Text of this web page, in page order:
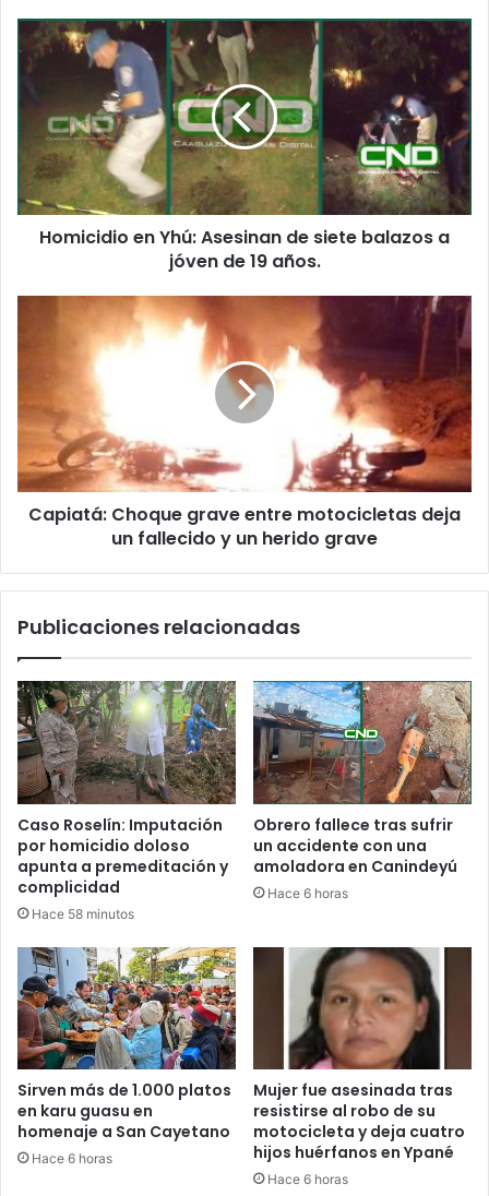
Homicidio en Yhú: Asesinan de siete balazos a
jóven de 19 años.
Capiatá: Choque grave entre motocicletas deja
un fallecido y un herido grave
Publicaciones relacionadas
Caso Roselín: Imputación
por homicidio doloso
apunta a premeditación y
complicidad
Hace 58 minutos
Obrero fallece tras sufrir
un accidente con una
amoladora en Canindeyú
Hace 6 horas
Sirven más de 1.000 platos
en karu guasu en
homenaje a San Cayetano
Hace 6 horas
Mujer fue asesinada tras
resistirse al robo de su
motocicleta y deja cuatro
hijos huérfanos en Ypané
Hace 6 horas